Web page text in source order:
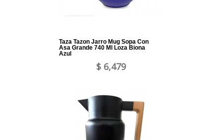
Taza Tazon Jarro Mug Sopa Con
Asa Grande 740 Ml Loza Biona
Azul
$ 6,479